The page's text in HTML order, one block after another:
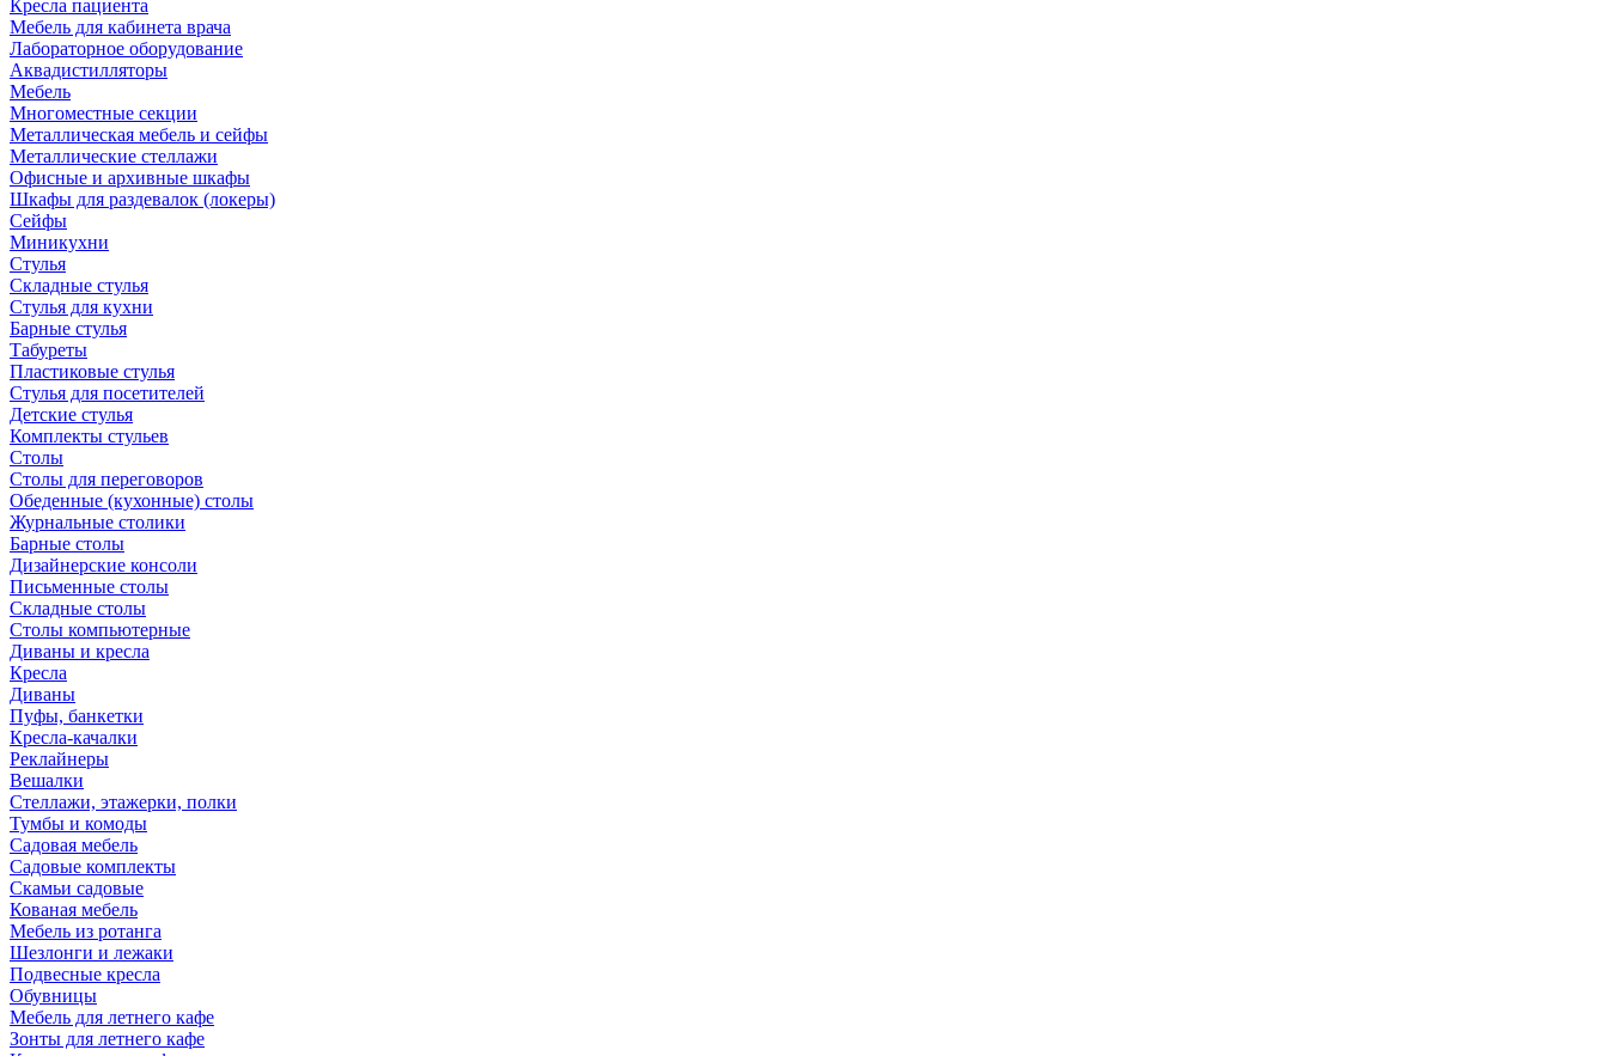
Кресла пациента
Мебель для кабинета врача
Лабораторное оборудование
Аквадистилляторы
Мебель
Многоместные секции
Металлическая мебель и сейфы
Металлические стеллажи
Офисные и архивные шкафы
Шкафы для раздевалок (локеры)
Сейфы
Миникухни
Стулья
Складные стулья
Стулья для кухни
Барные стулья
Табуреты
Пластиковые стулья
Стулья для посетителей
Детские стулья
Комплекты стульев
Столы
Столы для переговоров
Обеденные (кухонные) столы
Журнальные столики
Барные столы
Дизайнерские консоли
Письменные столы
Складные столы
Столы компьютерные
Диваны и кресла
Кресла
Диваны
Пуфы, банкетки
Кресла-качалки
Реклайнеры
Вешалки
Стеллажи, этажерки, полки
Тумбы и комоды
Садовая мебель
Садовые комплекты
Скамьи садовые
Кованая мебель
Мебель из ротанга
Шезлонги и лежаки
Подвесные кресла
Обувницы
Мебель для летнего кафе
Зонты для летнего кафе